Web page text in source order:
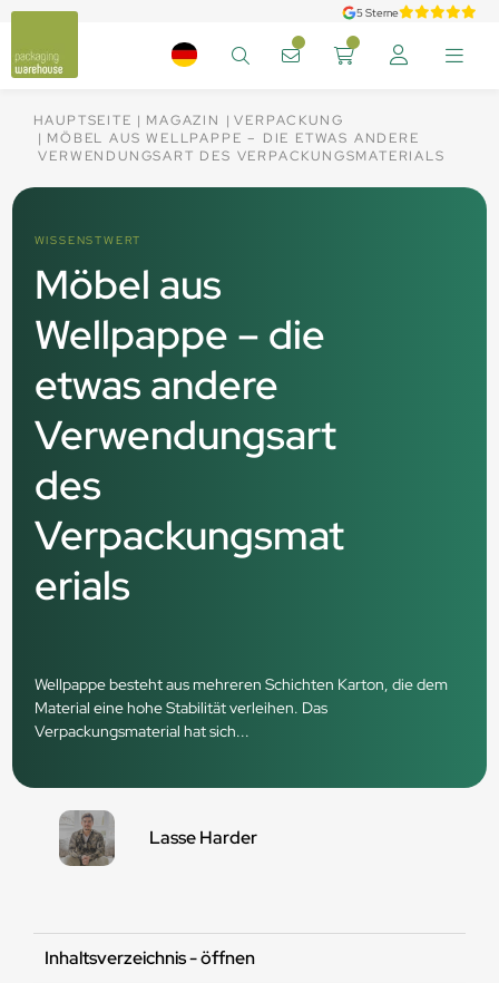
5 Sterne
HAUPTSEITE MAGAZIN
VERPACKUNG
MÖBEL AUS WELLPAPPE – DIE ETWAS ANDERE
VERWENDUNGSART DES VERPACKUNGSMATERIALS
WISSENSTWERT
Möbel aus
Wellpappe – die
etwas andere
Verwendungsart
des
Verpackungsmat
erials
Wellpappe besteht aus mehreren Schichten Karton, die dem
Material eine hohe Stabilität verleihen. Das
Verpackungsmaterial hat sich...
Inhaltsverzeichnis - öffnen
Lasse Harder